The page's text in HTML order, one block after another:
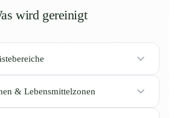
wird gereinigt
& Lebensmittelzonen